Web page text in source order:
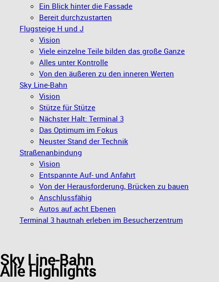
Ein Blick hinter die Fassade
Bereit durchzustarten
Flugsteige H und J
Vision
Viele einzelne Teile bilden das große Ganze
Alles unter Kontrolle
Von den äußeren zu den inneren Werten
Sky Line-Bahn
Vision
Stütze für Stütze
Nächster Halt: Terminal 3
Das Optimum im Fokus
Neuster Stand der Technik
Straßenanbindung
Vision
Entspannte Auf- und Anfahrt
Von der Herausforderung, Brücken zu bauen
Anschlussfähig
Autos auf acht Ebenen
Terminal 3 hautnah erleben im Besucherzentrum
Sky Line-Bahn
Alle Highlights